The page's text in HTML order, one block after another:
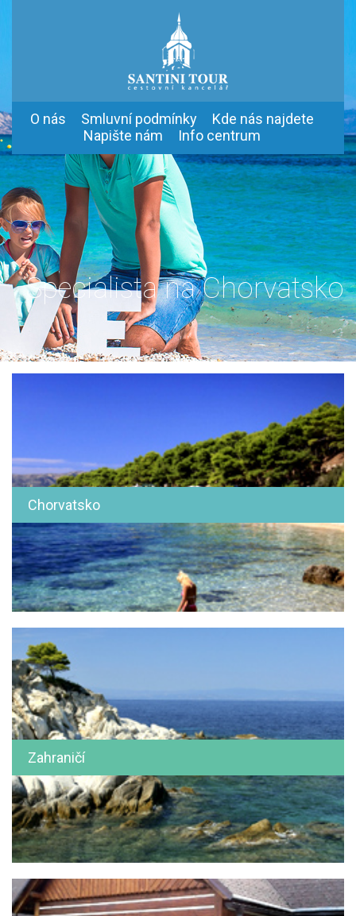
O nás Smluvní podmínky
Kde nás najdete
Napište nám
Info centrum
Specialista na Chorvatsko
Chorvatsko
Zahraničí